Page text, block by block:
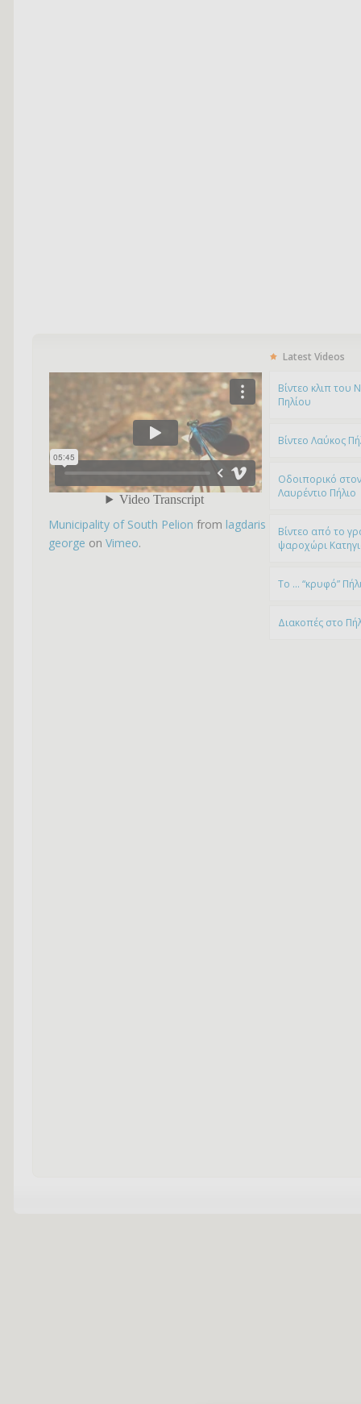
Municipality of South Pelion from lagdaris
george on Vimeo.
Latest Videos
Bίντεο κλιπ του
Πηλίου
Βίντεο Λαύκος
Οδοιπορικό
Λαυρέντιο Πήλιο
Βίντεο από το
ψαροχώρι
To … “κρυφό”
Διακοπές στο